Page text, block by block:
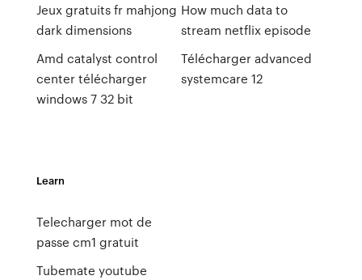
Jeux gratuits fr mahjong
dark dimensions
Amd catalyst control
center télécharger
windows 7 32 bit
How much data to
stream netflix episode
Télécharger advanced
systemcare 12
Learn
Telecharger mot de
passe cm1 gratuit
Tubemate youtube